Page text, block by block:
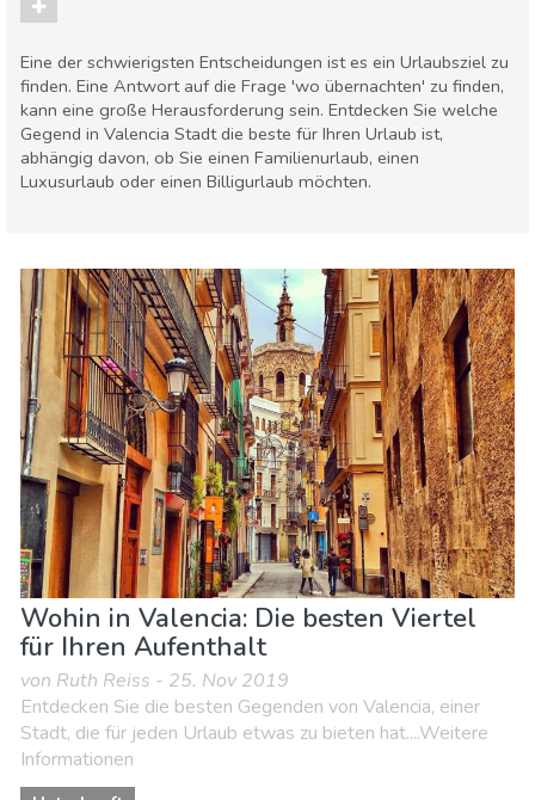
Eine der schwierigsten Entscheidungen ist es ein Urlaubsziel zu
finden. Eine Antwort auf die Frage 'wo übernachten' zu finden,
kann eine große Herausforderung sein. Entdecken Sie welche
Gegend in Valencia Stadt die beste für Ihren Urlaub ist,
abhängig davon, ob Sie einen Familienurlaub, einen
Luxusurlaub oder einen Billigurlaub möchten.
Essen & Restaurants
Museen & Kunst
Shoppen
Strände
Unterkunft
Wohin in Valencia: Die besten Viertel
für Ihren Aufenthalt
von Ruth Reiss - 25. Nov 2019
Entdecken Sie die besten Gegenden von Valencia, einer
Stadt, die für jeden Urlaub etwas zu bieten hat....Weitere
Informationen